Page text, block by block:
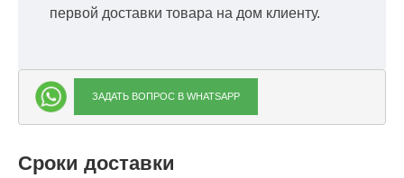
первой доставки товара на дом клиенту.
ЗАДАТЬ ВОПРОС В WHATSAPP
Сроки доставки